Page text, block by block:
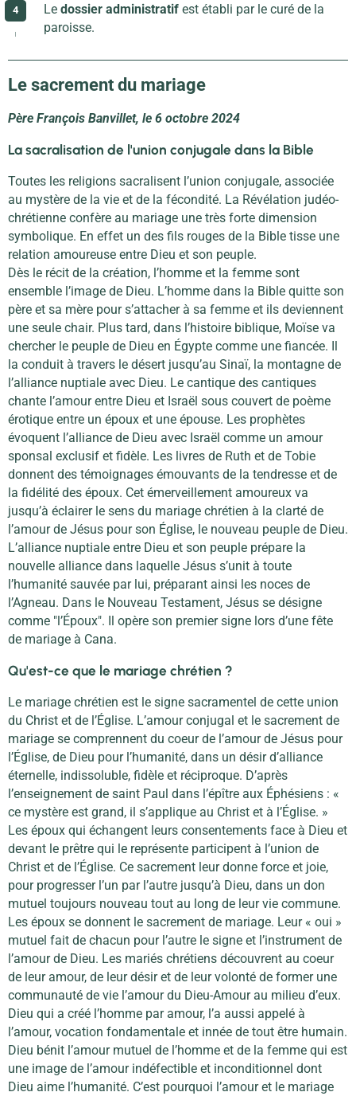
Le dossier administratif est établi par le curé de la
paroisse.
Le sacrement du mariage
Père François Banvillet, le 6 octobre 2024
La sacralisation de l'union conjugale dans la Bible
Toutes les religions sacralisent l’union conjugale, associée
au mystère de la vie et de la fécondité. La Révélation judéo-
chrétienne confère au mariage une très forte dimension
symbolique. En effet un des fils rouges de la Bible tisse une
relation amoureuse entre Dieu et son peuple.
Dès le récit de la création, l’homme et la femme sont
ensemble l’image de Dieu. L’homme dans la Bible quitte son
père et sa mère pour s’attacher à sa femme et ils deviennent
une seule chair. Plus tard, dans l’histoire biblique, Moïse va
chercher le peuple de Dieu en Égypte comme une fiancée. Il
la conduit à travers le désert jusqu’au Sinaï, la montagne de
l’alliance nuptiale avec Dieu. Le cantique des cantiques
chante l’amour entre Dieu et Israël sous couvert de poème
érotique entre un époux et une épouse. Les prophètes
évoquent l’alliance de Dieu avec Israël comme un amour
sponsal exclusif et fidèle. Les livres de Ruth et de Tobie
donnent des témoignages émouvants de la tendresse et de
la fidélité des époux. Cet émerveillement amoureux va
jusqu’à éclairer le sens du mariage chrétien à la clarté de
l’amour de Jésus pour son Église, le nouveau peuple de Dieu.
L’alliance nuptiale entre Dieu et son peuple prépare la
nouvelle alliance dans laquelle Jésus s’unit à toute
l’humanité sauvée par lui, préparant ainsi les noces de
l’Agneau. Dans le Nouveau Testament, Jésus se désigne
comme "l’Époux". Il opère son premier signe lors d’une fête
de mariage à Cana.
Qu'est-ce que le mariage chrétien ?
Le mariage chrétien est le signe sacramentel de cette union
du Christ et de l’Église. L’amour conjugal et le sacrement de
mariage se comprennent du coeur de l’amour de Jésus pour
l’Église, de Dieu pour l’humanité, dans un désir d’alliance
éternelle, indissoluble, fidèle et réciproque. D’après
l’enseignement de saint Paul dans l’épître aux Éphésiens : «
ce mystère est grand, il s’applique au Christ et à l’Église. »
Les époux qui échangent leurs consentements face à Dieu et
devant le prêtre qui le représente participent à l’union de
Christ et de l’Église. Ce sacrement leur donne force et joie,
pour progresser l’un par l’autre jusqu’à Dieu, dans un don
mutuel toujours nouveau tout au long de leur vie commune.
Les époux se donnent le sacrement de mariage. Leur « oui »
mutuel fait de chacun pour l’autre le signe et l’instrument de
l’amour de Dieu. Les mariés chrétiens découvrent au coeur
de leur amour, de leur désir et de leur volonté de former une
communauté de vie l’amour du Dieu-Amour au milieu d’eux.
Dieu qui a créé l’homme par amour, l’a aussi appelé à
l’amour, vocation fondamentale et innée de tout être humain.
Dieu bénit l’amour mutuel de l’homme et de la femme qui est
une image de l’amour indéfectible et inconditionnel dont
Dieu aime l’humanité. C’est pourquoi l’amour et le mariage